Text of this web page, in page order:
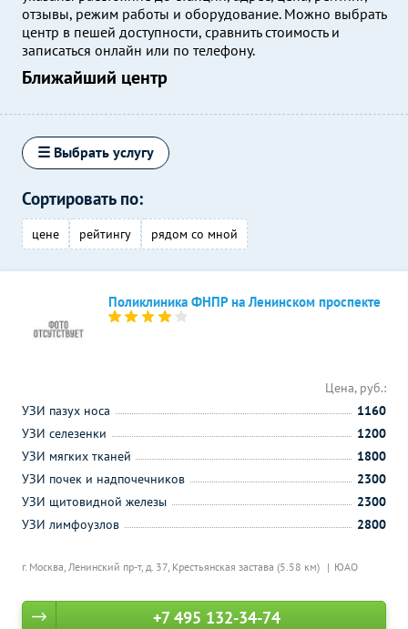
отзывы, режим работы и оборудование. Можно выбрать
центр в пешей доступности, сравнить стоимость и
записаться онлайн или по телефону.
Ближайший центр
☰ Выбрать услугу
Сортировать по:
цене рейтингу рядом со мной
Поликлиника ФНПР на Ленинском проспекте
г. Москва, Ленинский пр-т, д. 37, Крестьянская застава (5.58 км) ЮАО
Цена, руб.:
УЗИ пазух носа
1160
УЗИ селезенки
1200
УЗИ мягких тканей
1800
УЗИ почек и надпочечников
2300
УЗИ щитовидной железы
2300
УЗИ лимфоузлов
2800
+7 495 132-34-74